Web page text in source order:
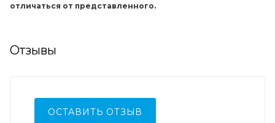
отличаться от представленного.
Отзывы
ОСТАВИТЬ ОТЗЫВ